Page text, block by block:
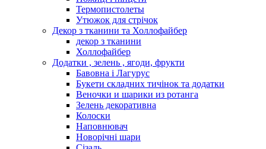
Термопистолеты
Утюжок для стрічок
Декор з тканини та Холлофайбер
декор з тканини
Холлофайбер
Додатки , зелень , ягоди, фрукти
Бавовна і Лагурус
Букети складних тичінок та додатки
Веночки и шарики из ротанга
Зелень декоративна
Колоски
Наповнювач
Новорічні шари